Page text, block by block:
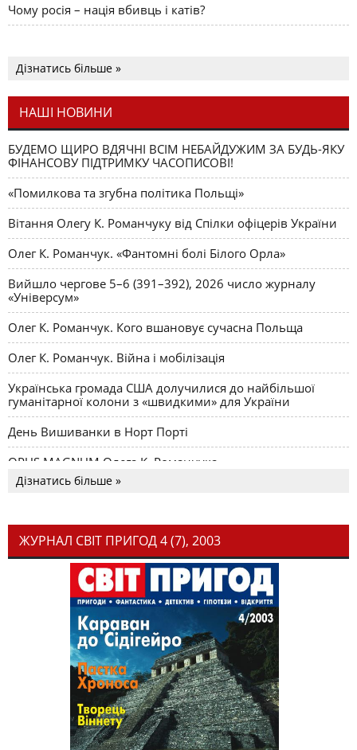
Чому росія – нація вбивць і катів?
Дізнатись більше »
НАШІ НОВИНИ
БУДЕМО ЩИРО ВДЯЧНІ ВСІМ НЕБАЙДУЖИМ ЗА БУДЬ-ЯКУ
ФІНАНСОВУ ПІДТРИМКУ ЧАСОПИСОВІ!
«Помилкова та згубна політика Польщі»
Вітання Олегу К. Романчуку від Спілки офіцерів України
Олег К. Романчук. «Фантомні болі Білого Орла»
Вийшло чергове 5–6 (391–392), 2026 число журналу
«Універсум»
Олег К. Романчук. Кого вшановує сучасна Польща
Олег К. Романчук. Війна і мобілізація
Українська громада США долучилися до найбільшої
гуманітарної колони з «швидкими» для України
День Вишиванки в Норт Порті
OPUS MAGNUM Олега К. Романчука
Дізнатись більше »
ЖУРНАЛ СВІТ ПРИГОД 4 (7), 2003